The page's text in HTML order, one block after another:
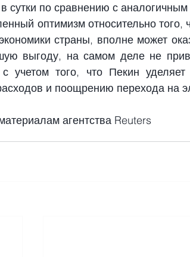
сутки по сравнению с
оптимизм относительно
страны, вполне может
выгоду, на самом деле не
учетом того, что Пекин
и поощрению перехода на
агентства Reuters